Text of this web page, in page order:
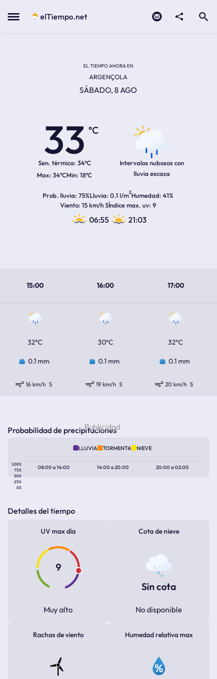
Menu elTiempo.net
EL TIEMPO AHORA EN
ARGENÇOLA
SÁBADO, 8 AGO
33
ºC
Sen. térmica: 34ºC
34ºC 18ºC
Intervalos nubosos con
lluvia escasa
Prob. lluvia 75%Lluvia 0.1 l/m2Humedad 41%
Viento 15 km/h SÍndice max. uv 9
06:55 21:03
15:00 16:00 17:00
32ºC 30ºC 32ºC
0.1 mm 0.1 mm 0.1 mm
16 km/h S 19 km/h S 20 km/h S
Probabilidad de precipitaciones
LLUVIA TORMENTA NIEVE
100%
75%
50%
25%
0%
08:00a14:00 14:00a20:00 20:00a02:00
Detalles del tiempo
UV max día
9
Muy alto
Cota de nieve
Sin cota
No disponible
Rachas de viento Humedad relativa max